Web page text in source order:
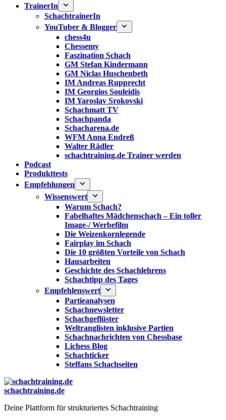
TrainerIn
SchachtrainerIn
YouTuber & Blogger
chess4u
Chessemy
Faszination Schach
GM Stefan Kindermann
GM Niclas Huschenbeth
IM Andreas Rupprecht
IM Georgios Souleidis
IM Yaroslav Srokovski
Schachmatt TV
Schachpanda
Schacharena.de
WFM Anna Endreß
Walter Rädler
schachtraining.de Trainer werden
Podcast
Produkttests
Empfehlungen
Wissenswert
Warum Schach?
Fabelhaftes Mädchenschach – Ein toller
Image-/ Werbefilm
Die Weizenkornlegende
Fairplay im Schach
Die 10 größten Vorteile von Schach‎
Hausarbeiten
Geschichte des Schachlehrens
Schachtipp des Tages
Empfehlenswert
Partieanalysen
Schachnewsletter
Schachgeflüster
Weltranglisten inklusive Partien
Schachnachrichten von Chessbase
Lichess Blog
Schachticker
Steffans Schachseiten
schachtraining.de
Deine Plattform für strukturiertes Schachtraining